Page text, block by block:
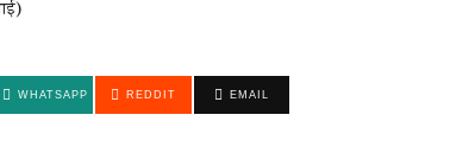
WHATSAPP REDDIT EMAIL